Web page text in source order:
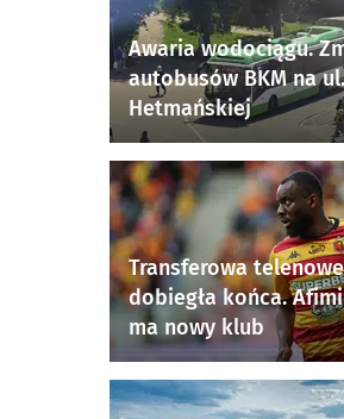
Awaria wodociągu.
autobusów BKM na ul.
Hetmańskiej
Transferowa
dobiegła końca.
ma nowy klub